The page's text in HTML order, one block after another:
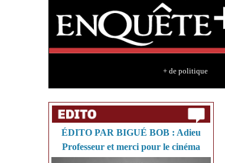
+ de politique
ÉDITO PAR BIGUÉ BOB : Adieu
Professeur et merci pour le cinéma